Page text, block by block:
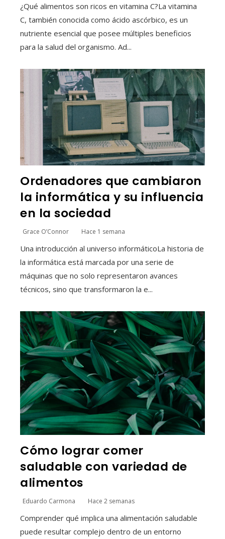
¿Qué alimentos son ricos en vitamina C?La vitamina
C, también conocida como ácido ascórbico, es un
nutriente esencial que posee múltiples beneficios
para la salud del organismo. Ad...
Ordenadores que cambiaron
la informática y su influencia
en la sociedad
Grace O’Connor Hace 1 semana
Una introducción al universo informáticoLa historia de
la informática está marcada por una serie de
máquinas que no solo representaron avances
técnicos, sino que transformaron la e...
Cómo lograr comer
saludable con variedad de
alimentos
Eduardo Carmona Hace 2 semanas
Comprender qué implica una alimentación saludable
puede resultar complejo dentro de un entorno